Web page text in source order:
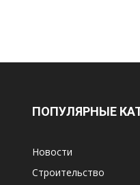
ПОПУЛЯРНЫЕ
Новости
Строительство